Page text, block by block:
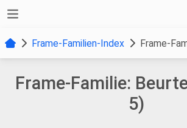
Frame-Familien-Index Frame-
Frame-Familie:
5)